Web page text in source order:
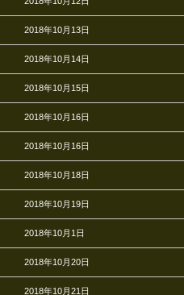
2018年10月13日
2018年10月14日
2018年10月15日
2018年10月16日
2018年10月16日
2018年10月18日
2018年10月19日
2018年10月1日
2018年10月20日
2018年10月21日